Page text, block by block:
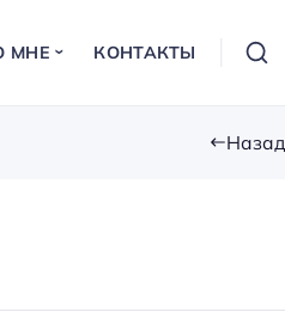
МНЕ КОНТАКТЫ
Назад